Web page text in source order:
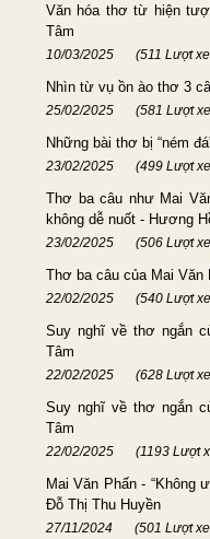
Văn hóa thơ từ hiện
Tâm
10/03/2025 (511 Lượt
Nhìn từ vụ ồn ào thơ 3
25/02/2025 (581 Lượt
Những bài thơ bị “ném
23/02/2025 (499 Lượt
Thơ ba câu như Mai
không dễ nuốt - Hương
23/02/2025 (506 Lượt
Thơ ba câu của Mai Văn
22/02/2025 (540 Lượt
Suy nghĩ về thơ ngắn
Tâm
22/02/2025 (628 Lượt
Suy nghĩ về thơ ngắn
Tâm
22/02/2025 (1193 Lượt
Mai Văn Phấn - “Không
Đỗ Thị Thu Huyền
27/11/2024 (501 Lượt